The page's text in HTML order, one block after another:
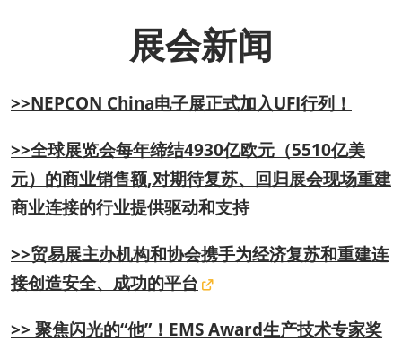
展会新闻
>>NEPCON China电子展正式加入UFI行列！
>>全球展览会每年缔结4930亿欧元（5510亿美
元）的商业销售额,对期待复苏、回归展会现场重建
商业连接的行业提供驱动和支持
>>贸易展主办机构和协会携手为经济复苏和重建连
接创造安全、成功的平台
>> 聚焦闪光的“他”！EMS Award生产技术专家奖